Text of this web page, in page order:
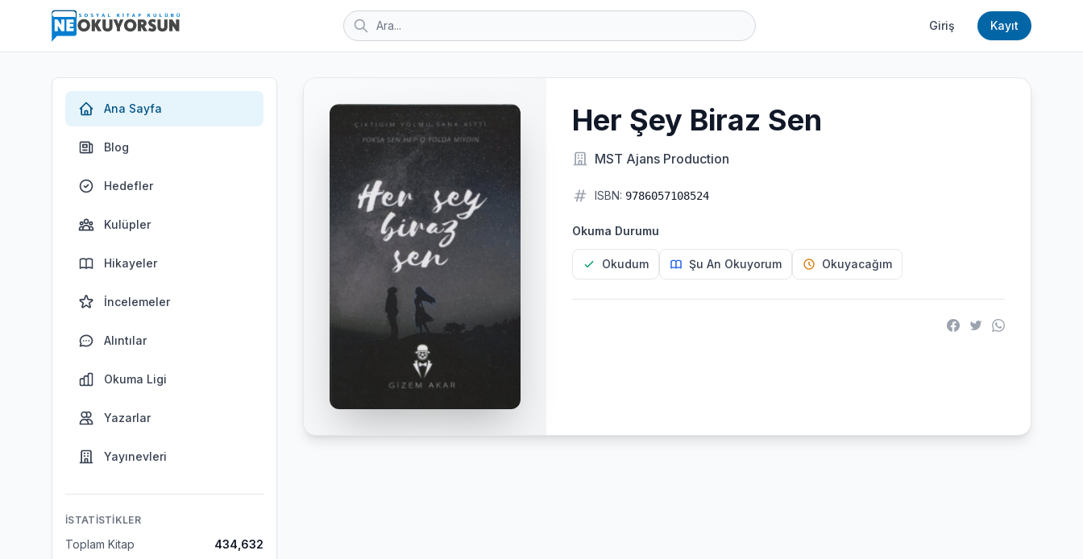
Giriş Kayıt
Ana Sayfa
Blog
Hedefler
Kulüpler
Hikayeler
İncelemeler
Alıntılar
Okuma Ligi
Yazarlar
Yayınevleri
İSTATISTIKLER
Toplam Kitap
434,632
Her Şey Biraz Sen
MST Ajans Production
ISBN: 9786057108524
Okuma Durumu
Okudum Şu An Okuyorum Okuyacağım